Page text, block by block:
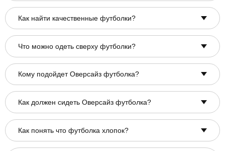
Как найти качественные футболки?
Что можно одеть сверху футболки?
Кому подойдет Оверсайз футболка?
Как должен сидеть Оверсайз футболка?
Как понять что футболка хлопок?